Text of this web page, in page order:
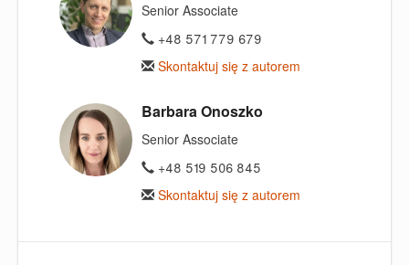
Senior Associate
+48 571 779 679
Skontaktuj się z autorem
Barbara Onoszko
Senior Associate
+48 519 506 845
Skontaktuj się z autorem